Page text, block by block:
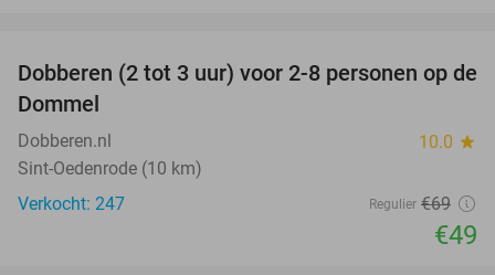
29%
Dobberen (2 tot 3 uur) voor 2-8 personen op de
Dommel
Dobberen.nl 10.0 star
Sint-Oedenrode (10 km)
Verkocht: 247
Regulier €69
€49